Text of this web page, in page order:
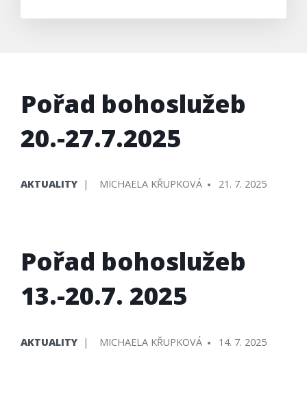
Pořad bohoslužeb
20.-27.7.2025
V
AKTUALITY
MICHAELA KŘUPKOVÁ
21. 7. 2025
Pořad bohoslužeb
13.-20.7. 2025
V
AKTUALITY
MICHAELA KŘUPKOVÁ
14. 7. 2025